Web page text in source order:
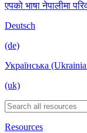
एपको भाषा नेपालीमा
Deutsch
(de)
Українська
(uk)
Resources